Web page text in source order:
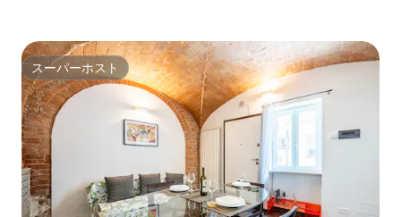
スーパーホスト
スーパーホスト